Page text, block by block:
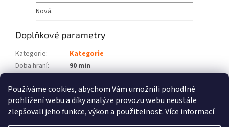
Používáme cookies, abychom Vám umožnili pohodlné
prohlížení webu a díky analýze provozu webu neustále
zlepšovali jeho funkce, výkon a použitelnost.Více informací
Nová.
Doplňkové parametry
Kategorie:
Kategorie
Doba hraní:
90 min
Věková skupina: 14+